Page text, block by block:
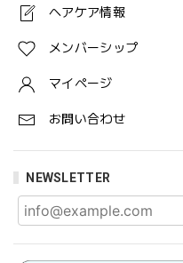
ヘアケア情報
メンバーシップ
マイページ
お問い合わせ
NEWSLETTER